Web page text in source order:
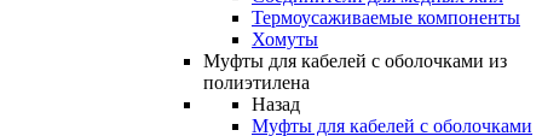
Термоусаживаемые компоненты
Хомуты
Муфты для кабелей с оболочками из
полиэтилена
Назад
Муфты для кабелей с оболочками